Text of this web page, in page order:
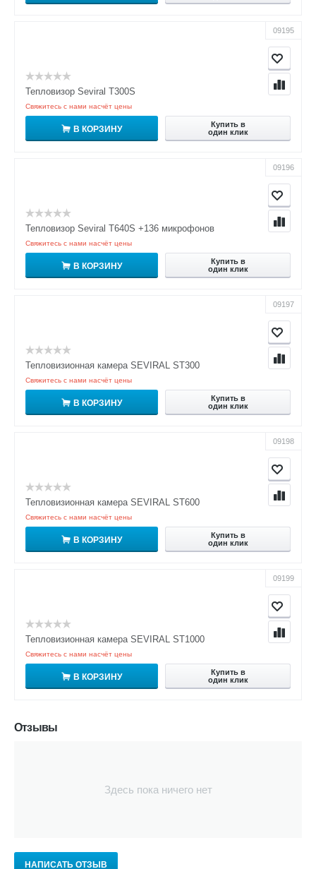
09195
Тепловизор Seviral Т300S
Свяжитесь с нами насчёт цены
В КОРЗИНУ
Купить в
один клик
09196
Тепловизор Seviral Т640S +136 микрофонов
Свяжитесь с нами насчёт цены
В КОРЗИНУ
Купить в
один клик
09197
Тепловизионная камера SEVIRAL ST300
Свяжитесь с нами насчёт цены
В КОРЗИНУ
Купить в
один клик
09198
Тепловизионная камера SEVIRAL ST600
Свяжитесь с нами насчёт цены
В КОРЗИНУ
Купить в
один клик
09199
Тепловизионная камера SEVIRAL ST1000
Свяжитесь с нами насчёт цены
В КОРЗИНУ
Купить в
один клик
Отзывы
Здесь пока ничего нет
НАПИСАТЬ ОТЗЫВ